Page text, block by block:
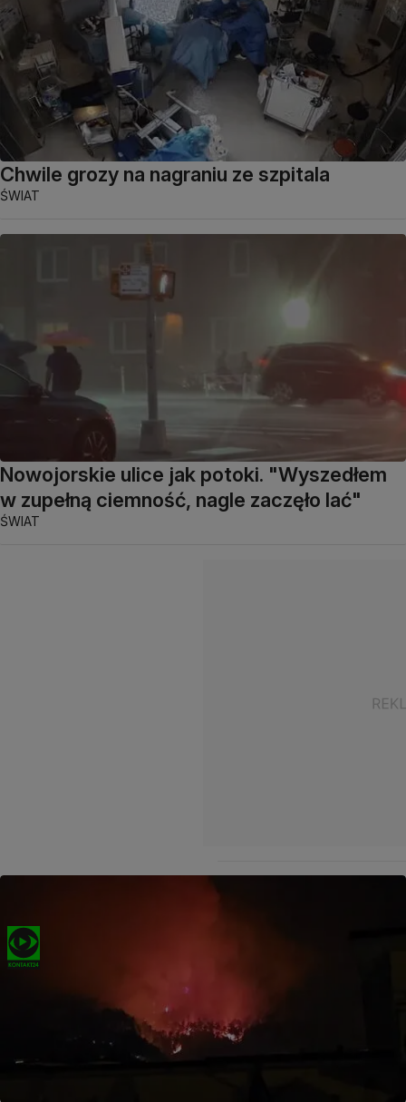
Chwile grozy na nagraniu ze szpitala
ŚWIAT
Nowojorskie ulice jak potoki. "Wyszedłem
w zupełną ciemność, nagle zaczęło lać"
ŚWIAT